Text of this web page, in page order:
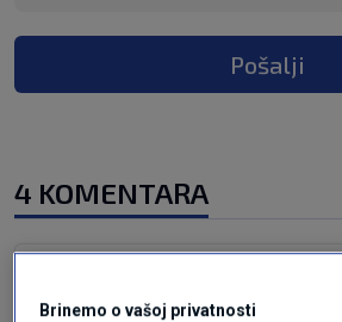
Pošalji
4 KOMENTARA
Brinemo o vašoj privatnosti